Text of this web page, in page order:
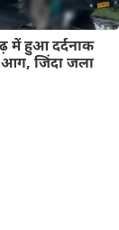
में हुआ दर्दनाक
आग, जिंदा जला